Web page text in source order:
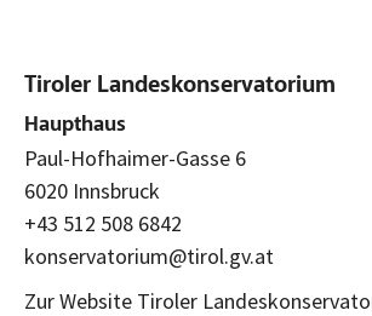
Tiroler Landeskonservatorium
Haupthaus
Paul-Hofhaimer-Gasse 6
6020 Innsbruck
+43 512 508 6842
konservatorium@tirol.gv.at
Zur Website Tiroler